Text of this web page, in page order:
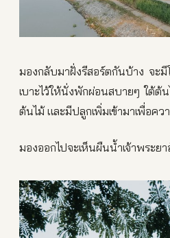
มองกลับมาฝั่งรีสอร์ตกันบ้าง จะมี
เบาะไว้ให้นั่งพักผ่อนสบายๆ ใต้
ต้นไม้ และมีปลูกเพิ่มเข้ามาเพื่อค
มองออกไปจะเห็นผืนน้ำเจ้าพระ